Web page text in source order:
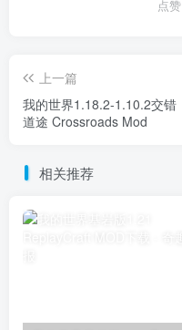
点赞
上一篇
我的世界1.18.2-1.10.2交错
道途 Crossroads Mod
相关推荐